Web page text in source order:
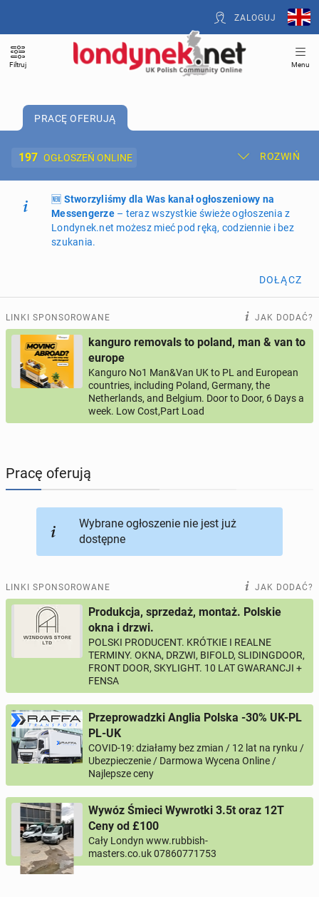
ZALOGUJ
Filtruj Menu
PRACĘ OFERUJĄ
197 OGŁOSZEŃ ONLINE ROZWIŃ
Dodaj ogłoszenie Moje ogłoszenia
Oferta i cennik ogłoszeń
ogłoszeń online
PROFILE KANDYDATÓW 288profili online
USŁUGI 164ogłoszenia online
MOTORYZACJA 10ogłoszeń online
🆕 Stworzyliśmy dla Was kanał ogłoszeniowy na
Messengerze– teraz wszystkie świeże ogłoszenia z
Londynek.net możesz mieć pod ręką, codziennie i bez
szukania.
DOŁĄCZ
LINKI SPONSOROWANE JAK DODAĆ?
kanguro removals to poland, man & van to
europe
Kanguro No1 Man&Van UK to PL and European
countries, including Poland, Germany, the
Netherlands, and Belgium. Door to Door, 6 Days a
week. Low Cost,Part Load
Pracę oferują
Wybrane ogłoszenie nie jest już
dostępne
LINKI SPONSOROWANE JAK DODAĆ?
Produkcja, sprzedaż, montaż. Polskie
okna i drzwi.
POLSKI PRODUCENT. KRÓTKIE I REALNE
TERMINY. OKNA, DRZWI, BIFOLD, SLIDINGDOOR,
FRONT DOOR, SKYLIGHT. 10 LAT GWARANCJI +
FENSA
Przeprowadzki Anglia Polska -30% UK-PL
PL-UK
COVID-19: działamy bez zmian / 12 lat na rynku /
Ubezpieczenie / Darmowa Wycena Online /
Najlepsze ceny
Wywóz Śmieci Wywrotki 3.5t oraz 12T
Ceny od £100
Cały Londyn www.rubbish-
masters.co.uk 07860771753